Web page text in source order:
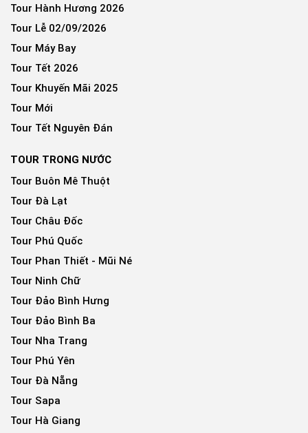
Tour Hành Hương 2026
Tour Lễ 02/09/2026
Tour Máy Bay
Tour Tết 2026
Tour Khuyến Mãi 2025
Tour Mới
Tour Tết Nguyên Đán
TOUR TRONG NƯỚC
Tour Buôn Mê Thuột
Tour Đà Lạt
Tour Châu Đốc
Tour Phú Quốc
Tour Phan Thiết - Mũi Né
Tour Ninh Chữ
Tour Đảo Bình Hưng
Tour Đảo Bình Ba
Tour Nha Trang
Tour Phú Yên
Tour Đà Nẵng
Tour Sapa
Tour Hà Giang